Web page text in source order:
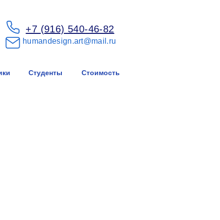
+7 (916) 540-46-82
humandesign.art@mail.ru
Студенты Стоимость